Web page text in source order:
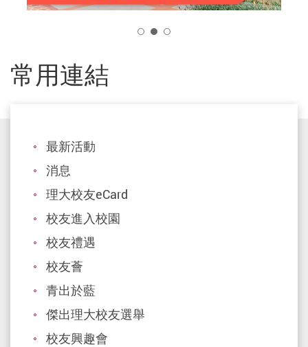
常用連結
最新活動
消息
理大校友eCard
校友進入校園
校友禮遇
校友薈
青出於藍
傑出理大校友選舉
校友興趣會